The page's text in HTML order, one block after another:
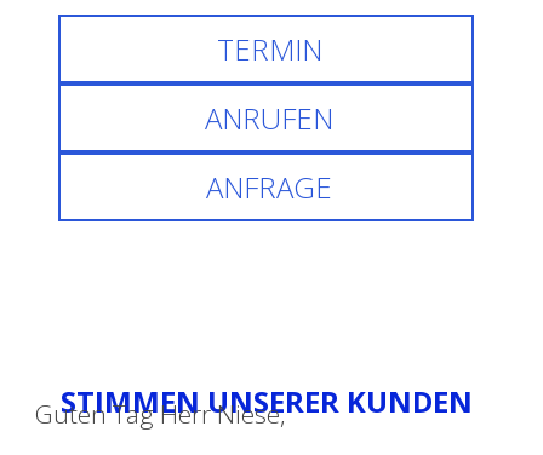
TERMIN
ANRUFEN
ANFRAGE
STIMMEN UNSERER KUNDEN
Guten Tag Herr Niese,